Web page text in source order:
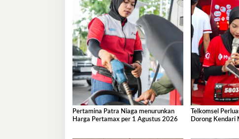
Pertamina Patra Niaga menurunkan
Harga Pertamax per 1 Agustus 2026
Telkomsel
Dorong Kendari